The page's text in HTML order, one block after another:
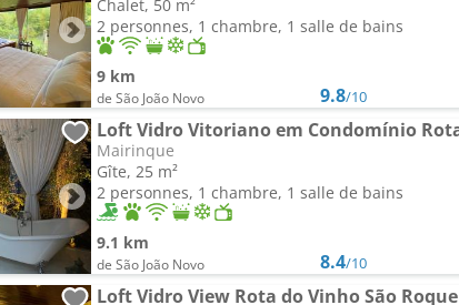
Chalet, 50 m²
2 personnes, 1 chambre, 1 salle de bains
9 km
de São João Novo 9.8/10
Mairinque
Gîte, 25 m²
2 personnes, 1 chambre, 1 salle de bains
9.1 km
de São João Novo 8.4/10
Loft Vidro View Rota do Vinho São Roque